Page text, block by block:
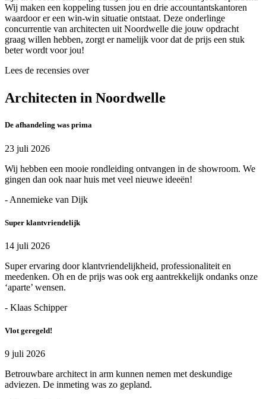
Wij maken een koppeling tussen jou en drie accountantskantoren
waardoor er een win-win situatie ontstaat. Deze onderlinge
concurrentie van architecten uit Noordwelle die jouw opdracht
graag willen hebben, zorgt er namelijk voor dat de prijs een stuk
beter wordt voor jou!
Lees de recensies over
Architecten in Noordwelle
De afhandeling was prima
23 juli 2026
Wij hebben een mooie rondleiding ontvangen in de showroom. We
gingen dan ook naar huis met veel nieuwe ideeën!
- Annemieke van Dijk
Super klantvriendelijk
14 juli 2026
Super ervaring door klantvriendelijkheid, professionaliteit en
meedenken. Oh en de prijs was ook erg aantrekkelijk ondanks onze
‘aparte’ wensen.
- Klaas Schipper
Vlot geregeld!
9 juli 2026
Betrouwbare architect in arm kunnen nemen met deskundige
adviezen. De inmeting was zo gepland.